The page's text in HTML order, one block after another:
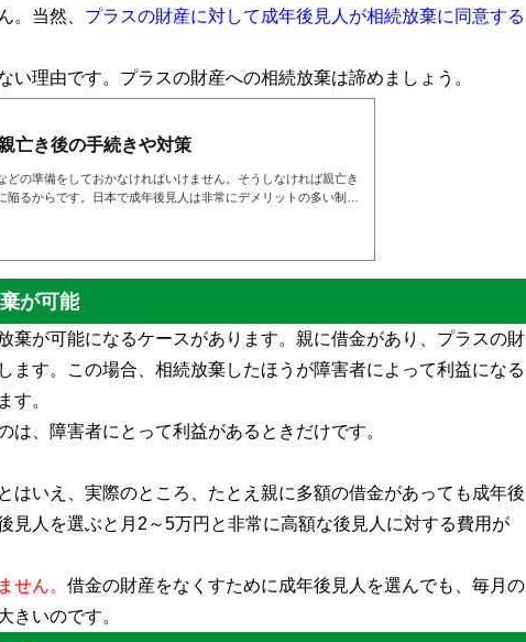
。当然、 プラスの財産に対して成年後見人が相続放棄に同意する
理由です。プラスの財産への相続放棄は諦めましょう。
亡き後の手続きや対策
の準備をしておかなければいけません。そうしなければ親亡き
るからです。日本で成年後見人は非常にデメリットの多い制度
が可能
棄が可能になるケースがあります。親に借金があり、プラスの財
す。この場合、相続放棄したほうが障害者によって利益になる
す。
、障害者にとって利益があるときだけです。
はいえ、実際のところ、たとえ親に多額の借金があっても成年後
見人を選ぶと月2～5万円と非常に高額な後見人に対する費用が
せん。 借金の財産をなくすために成年後見人を選んでも、毎月の
きいのです。